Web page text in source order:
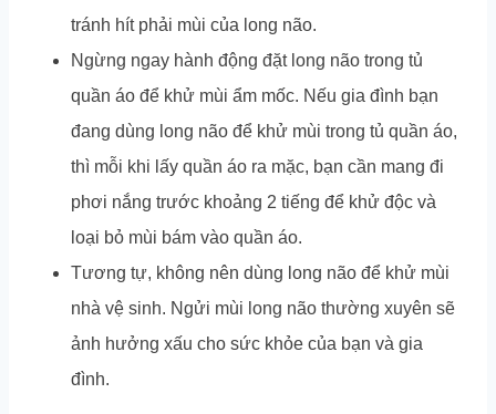
tránh hít phải mùi của long não.
Ngừng ngay hành động đặt long não trong tủ
quần áo để khử mùi ẩm mốc. Nếu gia đình bạn
đang dùng long não để khử mùi trong tủ quần áo,
thì mỗi khi lấy quần áo ra mặc, bạn cần mang đi
phơi nắng trước khoảng 2 tiếng để khử độc và
loại bỏ mùi bám vào quần áo.
Tương tự, không nên dùng long não để khử mùi
nhà vệ sinh. Ngửi mùi long não thường xuyên sẽ
ảnh hưởng xấu cho sức khỏe của bạn và gia
đình.